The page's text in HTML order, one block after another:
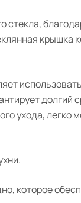
крышка
ухода,
которое